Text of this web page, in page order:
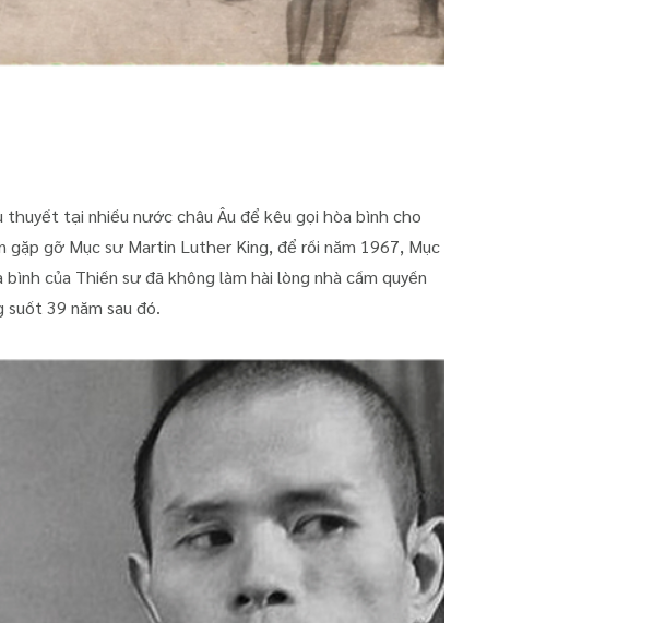
tại nhiều nước châu Âu để kêu gọi hòa bình cho
gặp gỡ Mục sư Martin Luther King, để rồi năm 1967, Mục
của Thiền sư đã không làm hài lòng nhà cầm quyền
39 năm sau đó.